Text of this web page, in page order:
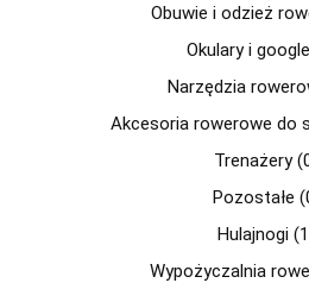
Obuwie i odzież
Okulary i
Narzędzia
Akcesoria rowerowe do
Trenażery
Pozostałe
Hulajnogi
Wypożyczalnia